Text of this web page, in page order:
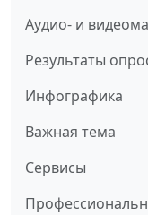
Аудио- и
Результаты
Инфографика
Важная тема
Сервисы